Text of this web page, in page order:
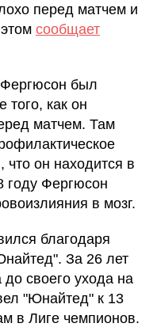
перед матчем и
сообщает
был
того, как он
матчем. Там
он находится в
году Фергюсон
в мозг.
благодаря
За 26 лет
своего ухода на
"Юнайтед" к 13
в Лиге чемпионов.